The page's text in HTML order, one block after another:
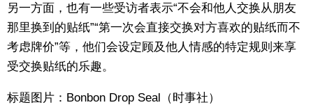
另一方面，也有一些受访者表示“不会和他人交换从朋友
那里换到的贴纸”“第一次会直接交换对方喜欢的贴纸而不
考虑牌价”等，他们会设定顾及他人情感的特定规则来享
受交换贴纸的乐趣。
标题图片：Bonbon Drop Seal（时事社）